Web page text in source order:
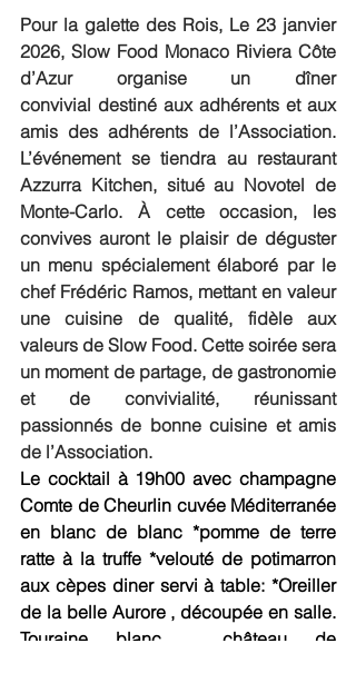
Pour la galette des Rois, Le 23 janvier
2026, Slow Food Monaco Riviera Côte
d’Azur organise un dîner
convivial destiné aux adhérents et aux
amis des adhérents de l’Association.
L’événement se tiendra au restaurant
Azzurra Kitchen, situé au Novotel de
Monte-Carlo. À cette occasion, les
convives auront le plaisir de déguster
un menu spécialement élaboré par le
chef Frédéric Ramos, mettant en valeur
une cuisine de qualité, fidèle aux
valeurs de Slow Food. Cette soirée sera
un moment de partage, de gastronomie
et de convivialité, réunissant
passionnés de bonne cuisine et amis
de l’Association.
Le cocktail à 19h00 avec champagne
Comte de Cheurlin cuvée Méditerranée
en blanc de blanc *pomme de terre
ratte à la truffe *velouté de potimarron
aux cèpes diner servi à table: *Oreiller
de la belle Aurore , découpée en salle.
Touraine blanc , château de